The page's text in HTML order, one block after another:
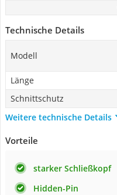
Technische Details
Modell
Länge
Schnittschutz
Weitere technische Details
Vorteile
starker Schließkopf
Hidden-Pin